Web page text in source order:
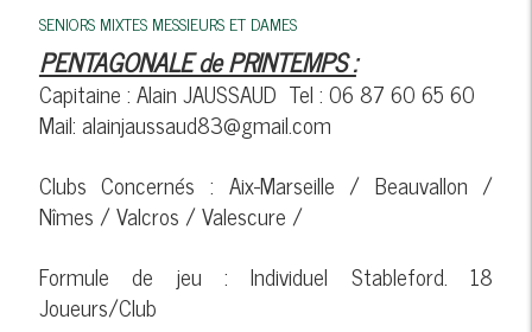
SENIORS MIXTES MESSIEURS ET DAMES
PENTAGONALE de PRINTEMPS :
Capitaine : Alain JAUSSAUD Tel : 06 87 60 65 60
Mail: alainjaussaud83@gmail.com
Clubs Concernés : Aix-Marseille / Beauvallon /
Nîmes / Valcros / Valescure /
Formule de jeu : Individuel Stableford. 18
Joueurs/Club